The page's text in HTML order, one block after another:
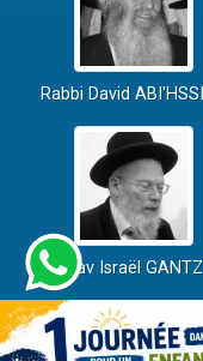
Rabbi David
Rav Israël GANTZ